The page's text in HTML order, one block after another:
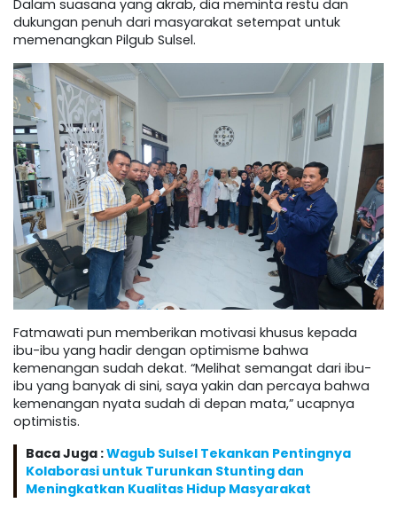
Dalam suasana yang akrab, dia meminta restu dan
dukungan penuh dari masyarakat setempat untuk
memenangkan Pilgub Sulsel.
Fatmawati pun memberikan motivasi khusus kepada
ibu-ibu yang hadir dengan optimisme bahwa
kemenangan sudah dekat. “Melihat semangat dari ibu-
ibu yang banyak di sini, saya yakin dan percaya bahwa
kemenangan nyata sudah di depan mata,” ucapnya
optimistis.
Baca Juga :Wagub Sulsel Tekankan Pentingnya
Kolaborasi untuk Turunkan Stunting dan
Meningkatkan Kualitas Hidup Masyarakat